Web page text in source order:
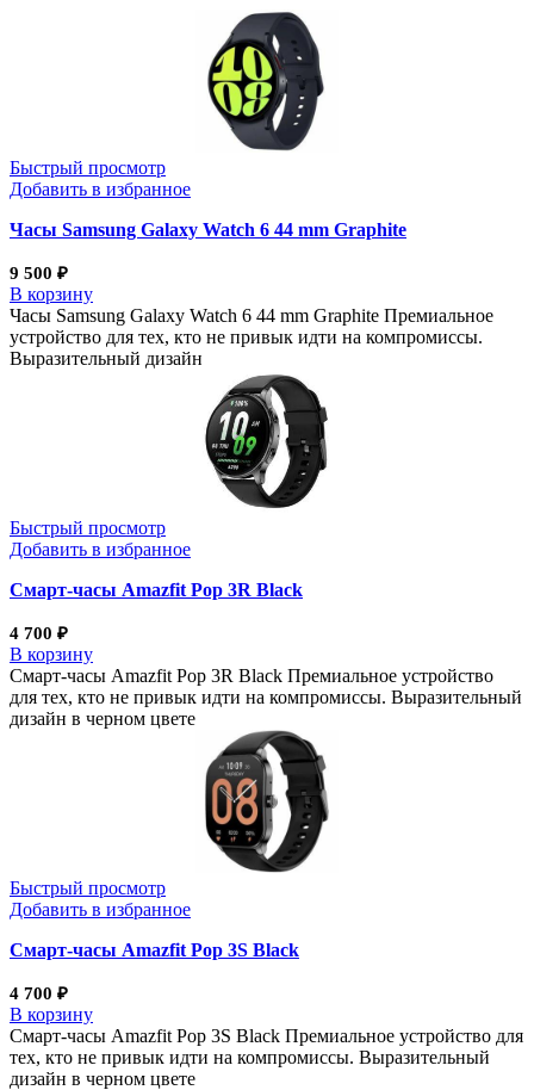
Быстрый просмотр
Добавить в избранное
Часы Samsung Galaxy Watch 6 44 mm Graphite
9 500 ₽
В корзину
Часы Samsung Galaxy Watch 6 44 mm Graphite Премиальное
устройство для тех, кто не привык идти на компромиссы.
Выразительный дизайн
Быстрый просмотр
Добавить в избранное
Смарт-часы Amazfit Pop 3R Black
4 700 ₽
В корзину
Смарт-часы Amazfit Pop 3R Black Премиальное устройство
для тех, кто не привык идти на компромиссы. Выразительный
дизайн в черном цвете
Быстрый просмотр
Добавить в избранное
Смарт-часы Amazfit Pop 3S Black
4 700 ₽
В корзину
Смарт-часы Amazfit Pop 3S Black Премиальное устройство для
тех, кто не привык идти на компромиссы. Выразительный
дизайн в черном цвете